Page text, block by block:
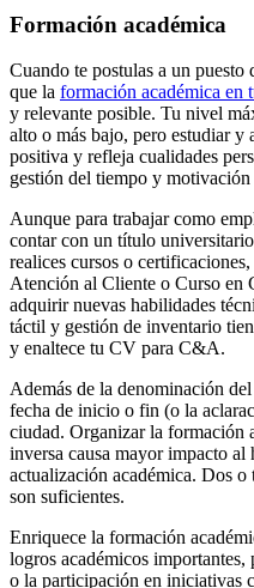
Formación académica
Cuando te postulas a un
que la formación académica en
y relevante posible. Tu nivel
alto o más bajo, pero estudiar y
positiva y refleja cualidades
gestión del tiempo y motivación
Aunque para trabajar como
contar con un título
realices cursos o
Atención al Cliente o Curso en
adquirir nuevas habilidades
táctil y gestión de inventario
y enaltece tu CV para C&A.
Además de la denominación
fecha de inicio o fin (o la
ciudad. Organizar la formación
inversa causa mayor impacto
actualización académica. Dos
son suficientes.
Enriquece la formación
logros académicos
o la participación en iniciativas